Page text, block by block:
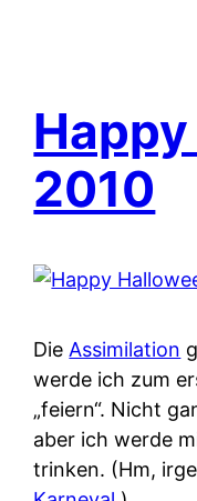
2010
Die Assimilation
werde ich zum
„feiern“. Nicht
aber ich werde
trinken. (Hm,